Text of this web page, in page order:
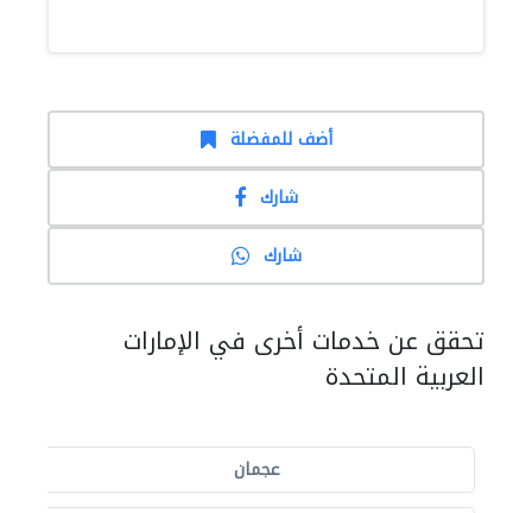
أضف للمفضلة
شارك
شارك
تحقق عن خدمات أخرى في الإمارات
العربية المتحدة
عجمان